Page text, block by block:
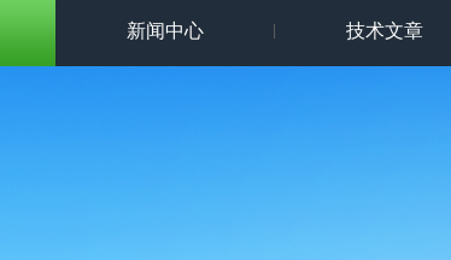
新闻中心 技术文章